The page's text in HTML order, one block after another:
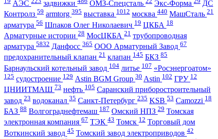
АЭС задвижки ОМЗ-Спецсталь Экс-Форма
ДС
Контролз 59 armtorg 395 выставка 1012 москва 440 МашСталь 21
арматура 56 Шпаков Олег Николаевич 19 ЦКБА 18
Арматурные истории 28 МосЦКБА 21 трубопроводная
арматура 5832 Данфосс 365 ООО Арматурный Завод 67
предохранительный клапан 21 клапан 145 БКЗ 85
Барнаульский котельный завод 104 литье 107 «Росэнергоатом»
125 судостроение 129 Astin BGM Group 30 Astin 102 ГРУ 12
ЦНИИТМАШ 73 нефть 105 Саранский приборостроительный
завод 23 водоканал 35 Санкт-Петербург 235 KSB 53 Camozzi 18
БАЗ 88 Волгограднефтемаш 187 Омский НПЗ 29 Томская
электронная компания 67 ТЭК 43 Томск 12 Торговый дом
Воткинский завод 45 Томский завод электроприводов 42